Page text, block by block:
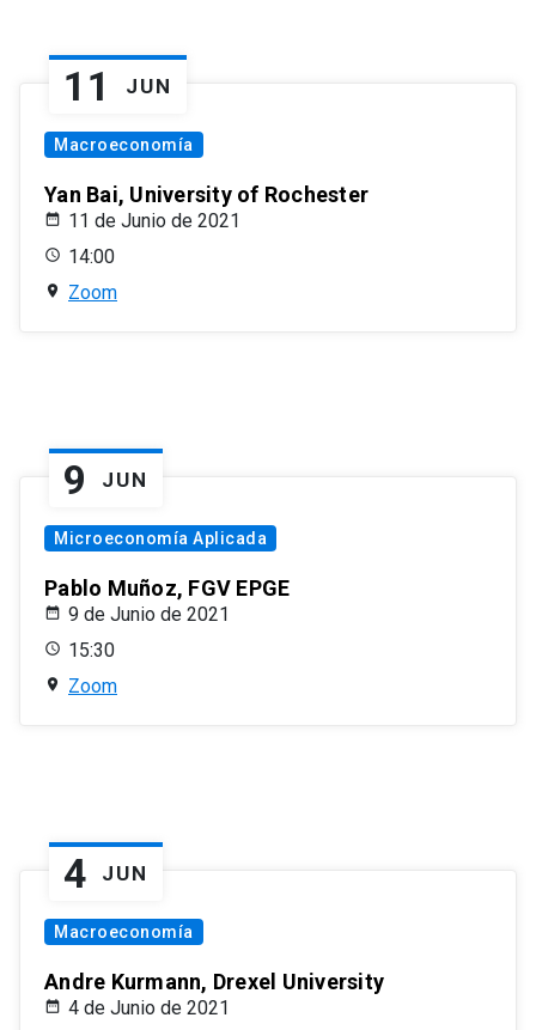
11 JUN
Macroeconomía
Yan Bai, University of Rochester
11 de Junio de 2021
14:00
Zoom
9 JUN
Microeconomía Aplicada
Pablo Muñoz, FGV EPGE
9 de Junio de 2021
15:30
Zoom
4 JUN
Macroeconomía
Andre Kurmann, Drexel University
4 de Junio de 2021